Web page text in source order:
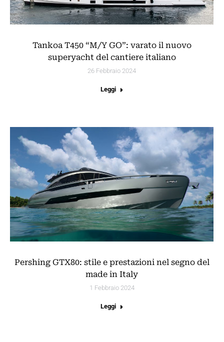
Tankoa T450 “M/Y GO”: varato il nuovo
superyacht del cantiere italiano
26 Febbraio 2024
Leggi
Pershing GTX80: stile e prestazioni nel segno del
made in Italy
1 Febbraio 2024
Leggi